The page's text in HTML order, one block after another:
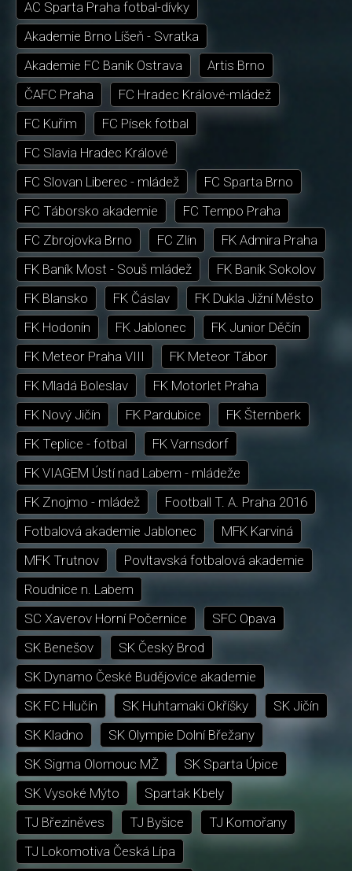
AC Sparta Praha fotbal-dívky
Akademie Brno Líšeň - Svratka
Akademie FC Baník Ostrava
Artis Brno
ČAFC Praha
FC Hradec Králové-mládež
FC Kuřim
FC Písek fotbal
FC Slavia Hradec Králové
FC Slovan Liberec - mládež
FC Sparta Brno
FC Táborsko akademie
FC Tempo Praha
FC Zbrojovka Brno
FC Zlín
FK Admira Praha
FK Baník Most - Souš mládež
FK Baník Sokolov
FK Blansko
FK Čáslav
FK Dukla Jižní Město
FK Hodonín
FK Jablonec
FK Junior Děčín
FK Meteor Praha VIII
FK Meteor Tábor
FK Mladá Boleslav
FK Motorlet Praha
FK Nový Jičín
FK Pardubice
FK Šternberk
FK Teplice - fotbal
FK Varnsdorf
FK VIAGEM Ústí nad Labem - mládeže
FK Znojmo - mládež
Football T. A. Praha 2016
Fotbalová akademie Jablonec
MFK Karviná
MFK Trutnov
Povltavská fotbalová akademie
Roudnice n. Labem
SC Xaverov Horní Počernice
SFC Opava
SK Benešov
SK Český Brod
SK Dynamo České Budějovice akademie
SK FC Hlučín
SK Huhtamaki Okříšky
SK Jičín
SK Kladno
SK Olympie Dolní Břežany
SK Sigma Olomouc MŽ
SK Sparta Úpice
SK Vysoké Mýto
Spartak Kbely
TJ Březiněves
TJ Byšice
TJ Komořany
TJ Lokomotiva Česká Lípa